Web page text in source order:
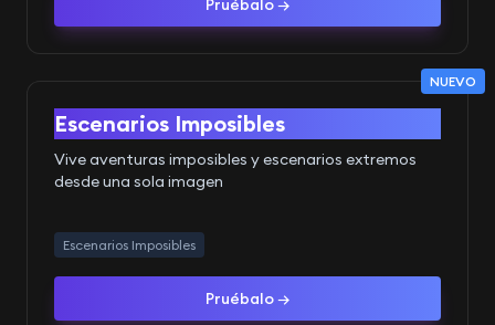
Pruébalo →
NUEVO
Antes Después
Escenarios Imposibles
Vive aventuras imposibles y escenarios extremos
desde una sola imagen
Escenarios Imposibles
Pruébalo →